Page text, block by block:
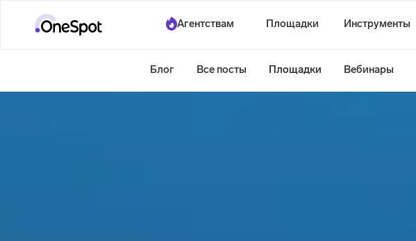
Агентствам Площадки Инструменты
Блог Все посты Площадки Вебинары